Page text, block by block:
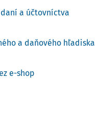
a účtovníctva
a daňového hľadiska
e-shop